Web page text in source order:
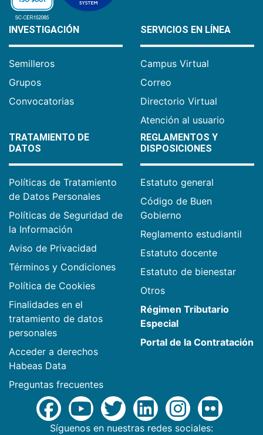
INVESTIGACIÓN
Semilleros
Grupos
Convocatorias
SERVICIOS EN LÍNEA
Campus Virtual
Correo
Directorio Virtual
Atención al usuario
TRATAMIENTO DE
DATOS
Políticas de Tratamiento
de Datos Personales
Políticas de Seguridad de
la Información
Aviso de Privacidad
Términos y Condiciones
Política de Cookies
Finalidades en el
tratamiento de datos
personales
Acceder a derechos
Habeas Data
Preguntas frecuentes
REGLAMENTOS Y
DISPOSICIONES
Estatuto general
Código de Buen
Gobierno
Reglamento estudiantil
Estatuto docente
Estatuto de bienestar
Otros
Régimen Tributario
Especial
Portal de la Contratación
Síguenos en nuestras redes sociales: